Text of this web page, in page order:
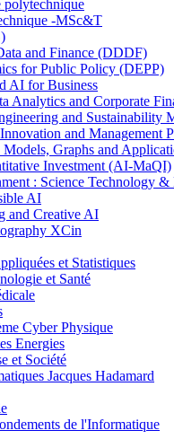
polytechnique
-MSc&T
and Finance (DDDF)
for Public Policy (DEPP)
AI for Business
Analytics and Corporate
and Sustainability
and Management
Graphs and
Investment (AI-MaQI)
: Science Technology &
AI
and Creative AI
XCin
et Statistiques
et Santé
Cyber Physique
Energies
et Société
Jacques Hadamard
de l'Informatique